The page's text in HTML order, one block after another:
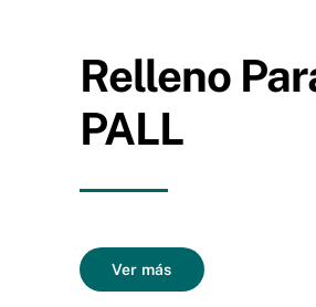
Relleno
PALL
Ver más